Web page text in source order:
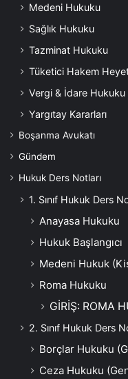
Medeni Hukuku
Sağlık Hukuku
Tazminat Hukuku
Tüketici Hakem
Vergi & İdare Hukuku
Yargıtay Kararları
Boşanma Avukatı
Gündem
Hukuk Ders Notları
1. Sınıf Hukuk Ders
Anayasa Hukuku
Hukuk Başlangıcı
Medeni Hukuk
Roma Hukuku
GİRİŞ: ROMA
2. Sınıf Hukuk Ders
Borçlar Hukuku
Ceza Hukuku